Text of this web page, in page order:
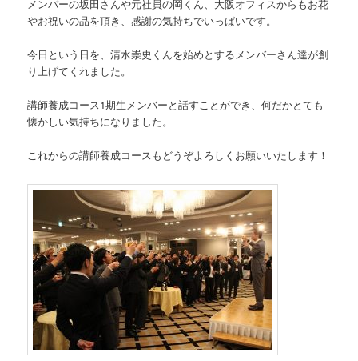
メンバーの坂田さんや元社員の岡くん、大阪オフィスからもお花
やお祝いの品を頂き、感謝の気持ちでいっぱいです。
今日という日を、清水崇史くんを始めとするメンバーさん達が創
り上げてくれました。
講師養成コース1期生メンバーと話すことができ、何だかとても
懐かしい気持ちになりました。
これからの講師養成コースもどうぞよろしくお願いいたします！